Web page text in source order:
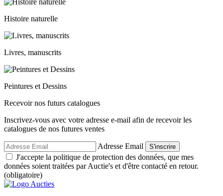
Histoire naturelle
Livres, manuscrits
Peintures et Dessins
Recevoir nos futurs catalogues
Inscrivez-vous avec votre adresse e-mail afin de recevoir les
catalogues de nos futures ventes
Adresse Email S'inscrire
J'accepte la politique de protection des données, que mes
données soient traitées par Auctie's et d'être contacté en retour.
(obligatoire)